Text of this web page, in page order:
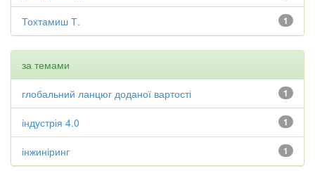
1
Тохтамиш Т.
за темами
1
глобальний ланцюг доданої вартості
1
індустрія 4.0
1
інжиніринг